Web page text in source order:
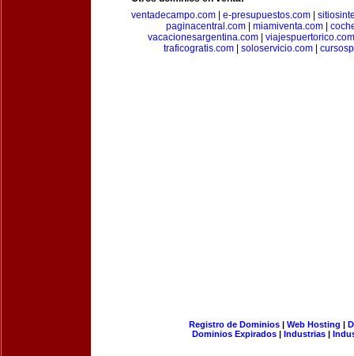
ventadecampo.com
e-presupuestos.com
paginacentral.com| miamiventa.com|
vacacionesargentina.com
viajespuertorico.com
traficogratis.com| soloservicio.com|
Registro de Dominios| Web Hosting |
Dominios Expirados | Industrias |